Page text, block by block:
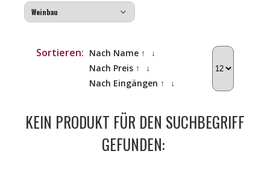
Sortieren: Nach Name ↑
↓
Nach Preis ↑
↓
Nach Eingängen ↑
↓
KEIN PRODUKT FÜR DEN SUCHBEGRIFF
GEFUNDEN: